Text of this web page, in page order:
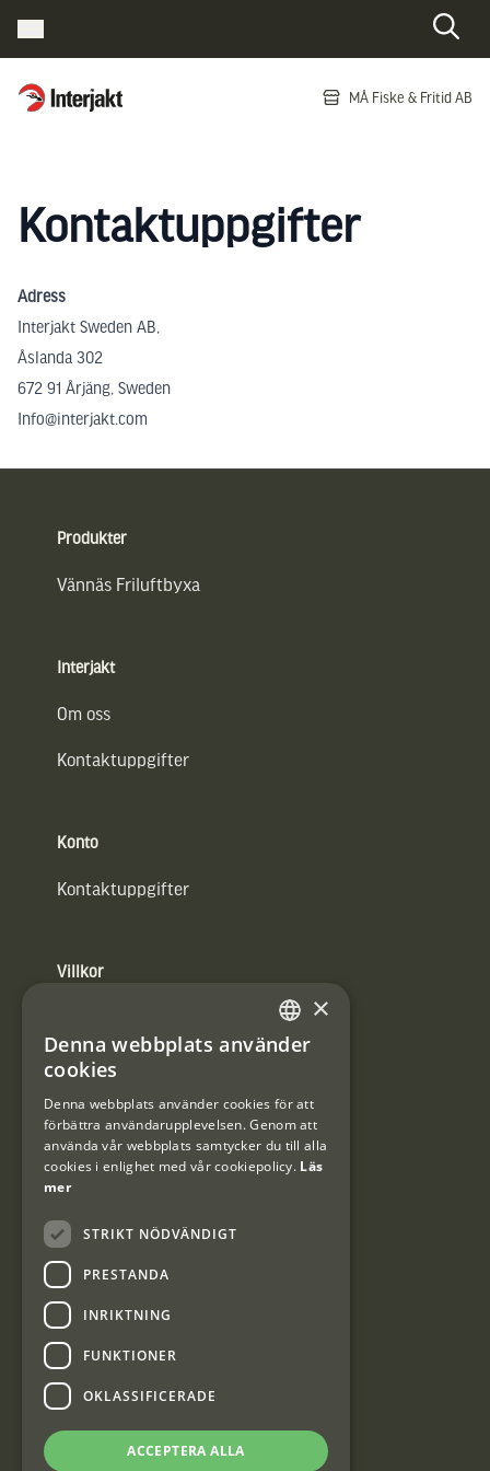
Interjakt SE MÅ Fiske & Fritid AB
Kontaktuppgifter
Adress
Interjakt Sweden AB,
Åslanda 302
672 91 Årjäng, Sweden
Info@interjakt.com
Produkter
Vännäs Friluftbyxa
Interjakt
Om oss
Kontaktuppgifter
Konto
Kontaktuppgifter
Villkor
Användarvillkor
#Interjaktfamily
Kundklubb
Information om kundklubben.
Interjakt SE
Interjakt Sweden AB, Årjäng
SWEDISH
×
Denna webbplats använder
cookies
Denna webbplats använder cookies för att
förbättra användarupplevelsen. Genom att
använda vår webbplats samtycker du till alla
cookies i enlighet med vår cookiepolicy. Läs
mer
STRIKT NÖDVÄNDIGT
PRESTANDA
INRIKTNING
FUNKTIONER
OKLASSIFICERADE
ACCEPTERA ALLA